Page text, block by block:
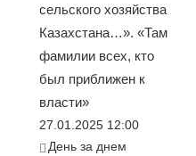
сельского хозяйства
Казахстана…». «Там
фамилии всех, кто
был приближен к
власти»
27.01.2025 12:00
День за днем